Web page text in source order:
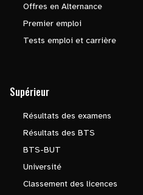
Offres en Alternance
Premier emploi
Tests emploi et carrière
Supérieur
Résultats des examens
Résultats des BTS
BTS-BUT
Université
Classement des licences